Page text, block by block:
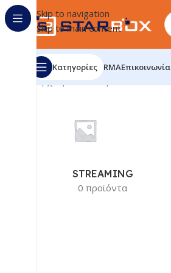
Skip to navigation
Skip to main content
Κατηγορίες RMAΕπικοινωνία
Αρχική σελίδα/
STREAMING
0 προϊόντα